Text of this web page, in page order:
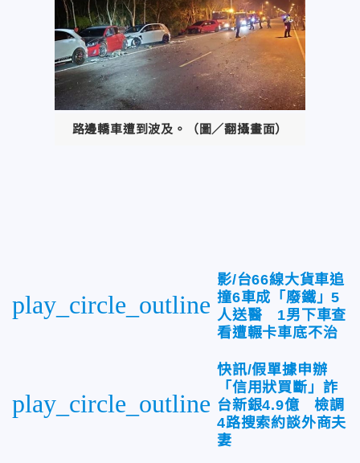
路邊轎車遭到波及。（圖／翻攝畫面）
play_circle_outline
影/台66線大貨車追
撞6車成「廢鐵」5
人送醫 1男下車查
看遭輾卡車底不治
play_circle_outline
快訊/假單據申辦
「信用狀買斷」詐
台新銀4.9億 檢調
4路搜索約談外商夫
妻